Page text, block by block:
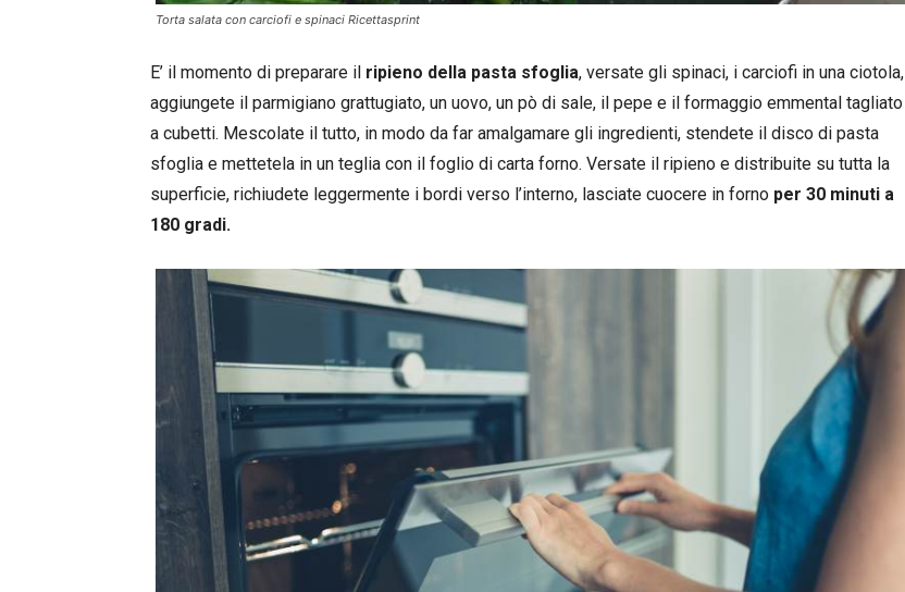
Torta salata con carciofi e spinaci Ricettasprint
E’ il momento di preparare il ripieno della pasta sfoglia, versate gli spinaci, i carciofi in una ciotola,
aggiungete il parmigiano grattugiato, un uovo, un pò di sale, il pepe e il formaggio emmental tagliato
a cubetti. Mescolate il tutto, in modo da far amalgamare gli ingredienti, stendete il disco di pasta
sfoglia e mettetela in un teglia con il foglio di carta forno. Versate il ripieno e distribuite su tutta la
superficie, richiudete leggermente i bordi verso l’interno, lasciate cuocere in forno per 30 minuti a
180 gradi.